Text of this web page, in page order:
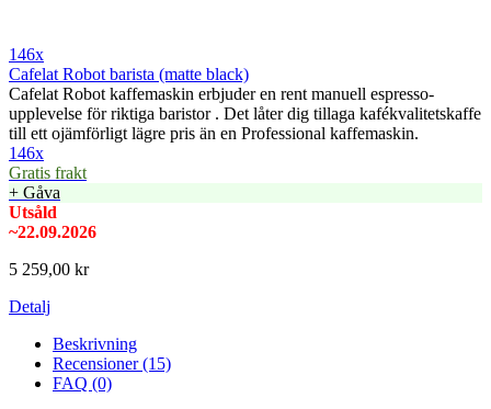
146x
Cafelat Robot barista (matte black)
Cafelat Robot kaffemaskin erbjuder en rent manuell espresso-
upplevelse för riktiga baristor . Det låter dig tillaga kafékvalitetskaffe
till ett ojämförligt lägre pris än en Professional kaffemaskin.
146x
Gratis frakt
+ Gåva
Utsåld
~22.09.2026
5 259,00 kr
Detalj
Beskrivning
Recensioner (15)
FAQ (0)